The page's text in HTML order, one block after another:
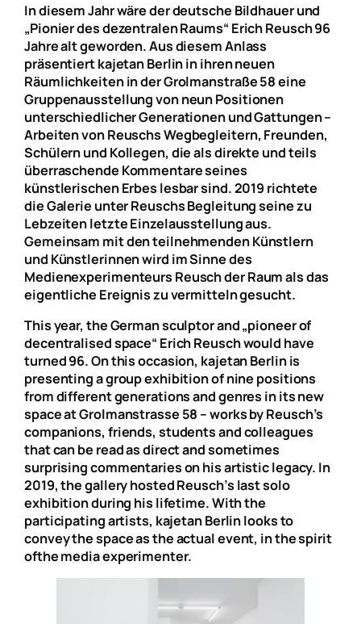
In diesem Jahr wäre der deutsche Bildhauer und
„Pionier des dezentralen Raums“ Erich Reusch 96
Jahre alt geworden. Aus diesem Anlass
präsentiert kajetan Berlin in ihren neuen
Räumlichkeiten in der Grolmanstraße 58 eine
Gruppenausstellung von neun Positionen
unterschiedlicher Generationen und Gattungen –
Arbeiten von Reuschs Wegbegleitern, Freunden,
Schülern und Kollegen, die als direkte und teils
überraschende Kommentare seines
künstlerischen Erbes lesbar sind. 2019 richtete
die Galerie unter Reuschs Begleitung seine zu
Lebzeiten letzte Einzelausstellung aus.
Gemeinsam mit den teilnehmenden Künstlern
und Künstlerinnen wird im Sinne des
Medienexperimenteurs Reusch der Raum als das
eigentliche Ereignis zu vermitteln gesucht.
This year, the German sculptor and „pioneer of
decentralised space“ Erich Reusch would have
turned 96. On this occasion, kajetan Berlin is
presenting a group exhibition of nine positions
from different generations and genres in its new
space at Grolmanstrasse 58 – works by Reusch’s
companions, friends, students and colleagues
that can be read as direct and sometimes
surprising commentaries on his artistic legacy. In
2019, the gallery hosted Reusch’s last solo
exhibition during his lifetime. With the
participating artists, kajetan Berlin looks to
convey the space as the actual event, in the spirit
ofthe media experimenter.